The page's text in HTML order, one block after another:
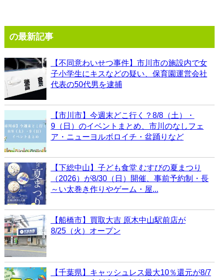
の最新記事
【不同意わいせつ事件】市川市の施設内で女
子小学生にキスなどの疑い、保育園運営会社
代表の50代男を逮捕
【市川市】今週末どこ行く？8/8（土）・
9（日）のイベントまとめ、市川のなしフェ
ア・ニューヨルボロイチ・盆踊りなど
【下総中山】子ども食堂 むすびの夏まつり
（2026）が8/30（日）開催、事前予約制・長
～い太巻き作りやゲーム・屋...
【船橋市】買取大吉 原木中山駅前店が
8/25（火）オープン
【千葉県】キャッシュレス最大10％還元が8/7